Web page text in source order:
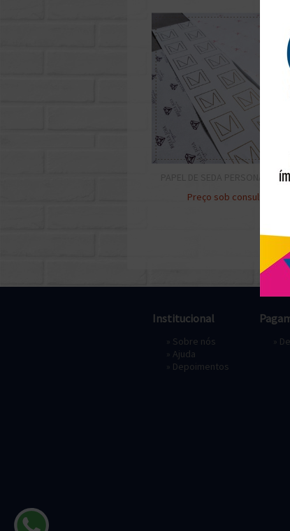
PAPEL DE SEDA
Preço sob consulta
Institucional
» Sobre nós
» Ajuda
» Depoimentos
»